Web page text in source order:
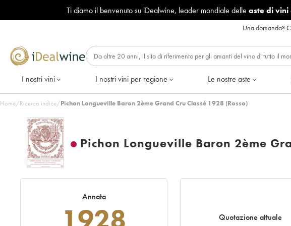
Ti diamo il benvenuto su iDealwine, leader mondiale delle aste di vini
Una domanda?
I nostri vini I nostri vini per regione Le nostre aste
Home/Ricerca indice/Pichon Longueville Baron 2ème Grand Cru Classé 1928 (Rosso)
Pichon Longueville Baron 2ème
Annata
Quotazione attuale